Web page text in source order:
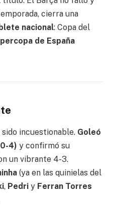
cierra una
nacional: Copa del
de España
sido incuestionable. Goleó
4) y confirmó su
un vibrante 4-3.
(ya en las quinielas del
, Pedri y Ferran Torres